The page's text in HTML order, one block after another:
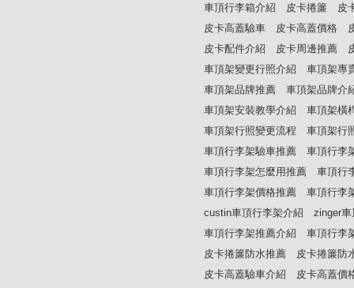
車頂行李箱介紹
皮卡捲簾
皮
皮卡高蓋驗車
皮卡高蓋價格
皮卡配件介紹
皮卡周邊推薦
車頂架變更行照介紹
車頂架專
車頂架品牌推薦
車頂架品牌介
車頂架安裝教學介紹
車頂架橫
車頂架行照變更流程
車頂架行
車頂行李架驗車推薦
車頂行李
車頂行李架怎麼用推薦
車頂行
車頂行李架價格推薦
車頂行李
custin車頂行李架介紹
zinger
車頂行李架推薦介紹
車頂行李
皮卡捲簾防水推薦
皮卡捲簾防
皮卡高蓋驗車介紹
皮卡高蓋價